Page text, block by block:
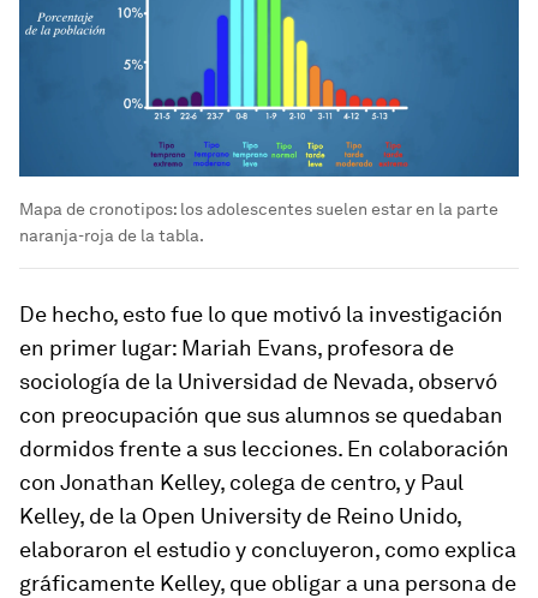
Mapa de cronotipos: los adolescentes suelen estar en la parte
naranja-roja de la tabla.
De hecho, esto fue lo que motivó la investigación
en primer lugar: Mariah Evans, profesora de
sociología de la Universidad de Nevada, observó
con preocupación que sus alumnos se quedaban
dormidos frente a sus lecciones. En colaboración
con Jonathan Kelley, colega de centro, y Paul
Kelley, de la Open University de Reino Unido,
elaboraron el estudio y concluyeron, como explica
gráficamente Kelley, que obligar a una persona de